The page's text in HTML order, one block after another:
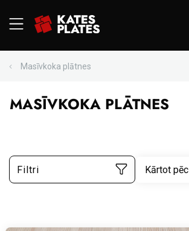
Masīvkoka plātnes
MASĪVKOKA PLĀTNES
Filtri Kārtot pēc